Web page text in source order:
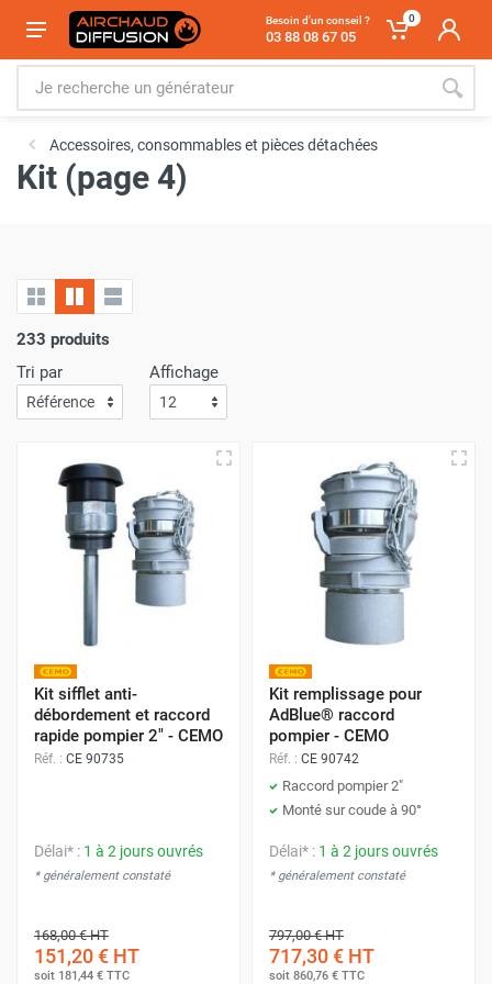
Besoin d'un conseil ?
03 88 08 67 05
0
Accessoires, consommables et pièces détachées
Kit (page 4)
233 produits
Tri par
Affichage
Kit sifflet anti-
débordement et raccord
rapide pompier 2" - CEMO
Réf. : CE 90735
Délai* : 1 à 2 jours ouvrés
* généralement constaté
168,00 €HT
151,20 € HT
soit 181,44 € TTC
Kit remplissage pour
AdBlue® raccord
pompier - CEMO
Réf. : CE 90742
Raccord pompier 2"
Monté sur coude à 90°
Délai* : 1 à 2 jours ouvrés
* généralement constaté
797,00 €HT
717,30 € HT
soit 860,76 € TTC